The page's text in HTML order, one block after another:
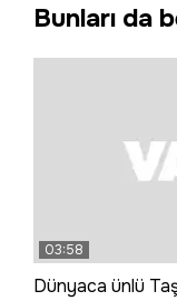
Bunları da
03:58
Dünyaca ünlü